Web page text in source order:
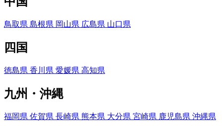
鳥取県 島根県 岡山県 広島県 山口県
四国
徳島県 香川県 愛媛県 高知県
九州・沖縄
福岡県 佐賀県 長崎県 熊本県 大分県 宮崎県 鹿児島県 沖縄県